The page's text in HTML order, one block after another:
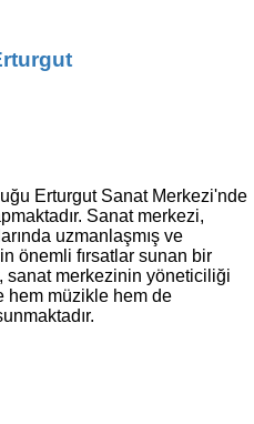
Erturgut Sanat Merkezi'nde
Sanat merkezi,
uzmanlaşmış ve
önemli fırsatlar sunan bir
sanat merkezinin yöneticiliği
hem müzikle hem de